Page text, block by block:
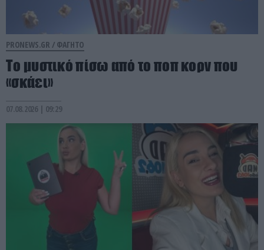
PRONEWS.GR / ΦΑΓΗΤΟ
Το μυστικό πίσω από το ποπ κορν που
«σκάει»
07.08.2026 | 09:29